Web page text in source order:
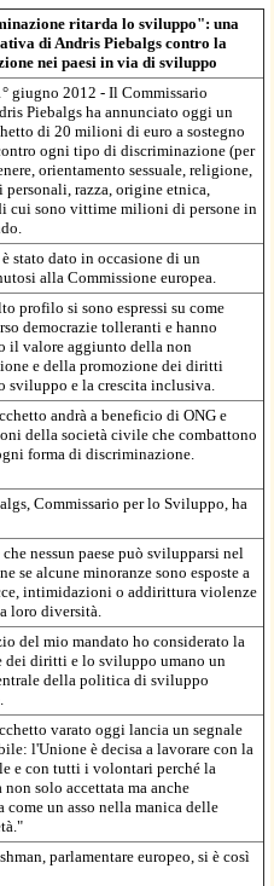
ritarda lo sviluppo": una
di Andris Piebalgs contro la
nei paesi in via di sviluppo
giugno 2012 - Il Commissario
Piebalgs ha annunciato oggi un
di 20 milioni di euro a sostegno
ogni tipo di discriminazione (per
orientamento sessuale, religione,
razza, origine etnica,
cui sono vittime milioni di persone in
stato dato in occasione di un
alla Commissione europea.
profilo si sono espressi su come
democrazie tolleranti e hanno
il valore aggiunto della non
e della promozione dei diritti
sviluppo e la crescita inclusiva.
andrà a beneficio di ONG e
della società civile che combattono
forma di discriminazione.
Commissario per lo Sviluppo, ha
nessun paese può svilupparsi nel
se alcune minoranze sono esposte a
intimidazioni o addirittura violenze
loro diversità.
del mio mandato ho considerato la
dei diritti e lo sviluppo umano un
della politica di sviluppo
varato oggi lancia un segnale
l'Unione è decisa a lavorare con la
e con tutti i volontari perché la
solo accettata ma anche
come un asso nella manica delle
parlamentare europeo, si è così